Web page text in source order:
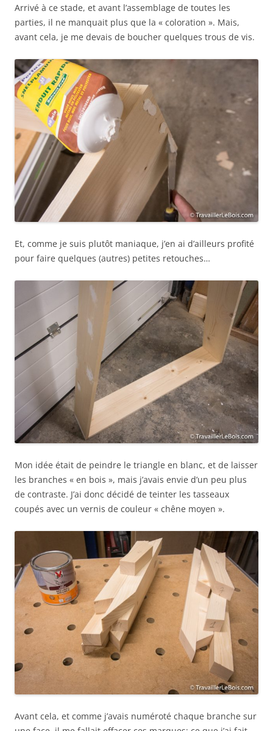
Arrivé à ce stade, et avant l’assemblage de toutes les
parties, il ne manquait plus que la « coloration ». Mais,
avant cela, je me devais de boucher quelques trous de vis.
Et, comme je suis plutôt maniaque, j’en ai d’ailleurs profité
pour faire quelques (autres) petites retouches…
Mon idée était de peindre le triangle en blanc, et de laisser
les branches « en bois », mais j’avais envie d’un peu plus
de contraste. J’ai donc décidé de teinter les tasseaux
coupés avec un vernis de couleur « chêne moyen ».
Avant cela, et comme j’avais numéroté chaque branche sur